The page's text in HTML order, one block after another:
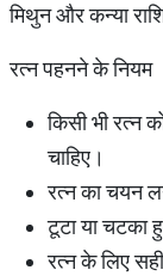
मिथुन और कन्या
रत्न पहनने के नियम
किसी भी रत्न
चाहिए।
रत्न का चयन
टूटा या चटका
रत्न के लिए